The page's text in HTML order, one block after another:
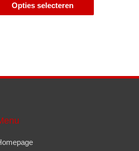
Opties selecteren